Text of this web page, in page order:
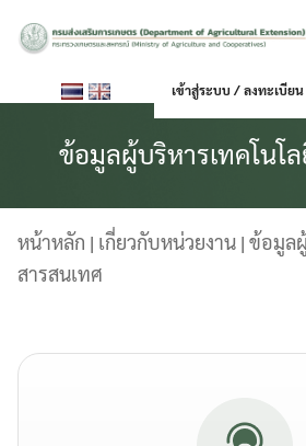
เข้าสู่ระบบ / ลงทะเบียน
ข้อมูลผู้บริหารเทคโนโ
หน้าหลัก | เกี่ยวกับหน่วยงาน | ข้อมูล
สารสนเทศ